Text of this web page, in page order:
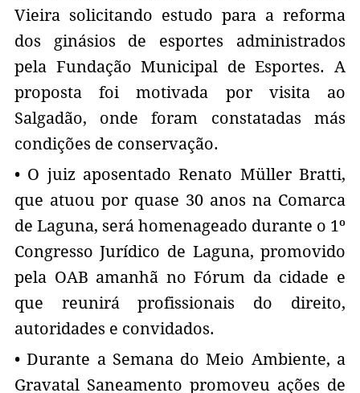
Vieira solicitando estudo para a reforma
dos ginásios de esportes administrados
pela Fundação Municipal de Esportes. A
proposta foi motivada por visita ao
Salgadão, onde foram constatadas más
condições de conservação.
• O juiz aposentado Renato Müller Bratti,
que atuou por quase 30 anos na Comarca
de Laguna, será homenageado durante o 1º
Congresso Jurídico de Laguna, promovido
pela OAB amanhã no Fórum da cidade e
que reunirá profissionais do direito,
autoridades e convidados.
• Durante a Semana do Meio Ambiente, a
Gravatal Saneamento promoveu ações de